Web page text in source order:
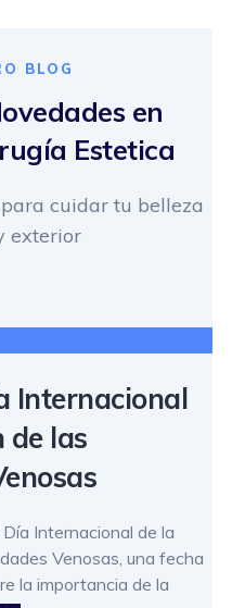
BLOG
en
Estetica
cuidar tu belleza
exterior
Internacional
de las
Internacional de la
Venosas, una fecha
la importancia de la